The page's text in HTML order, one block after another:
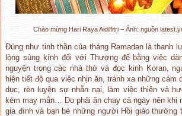
Chào mừng Hari Raya Aidilfitri – Ảnh: nguồn
Đúng như tinh thần của tháng Ramadan là thanh
lòng sùng kính đối với Thượng đế bằng việc
nguyện trong các nhà thờ và đọc kinh Koran,
hiện tiết độ qua việc nhịn ăn, tránh xa những cám
dục, rèn luyện sự nhẫn nại, làm việc thiện và
kém may mắn… Do phải ăn chay cả ngày nên khi
gia đình và bạn bè những người Hồi giáo thường